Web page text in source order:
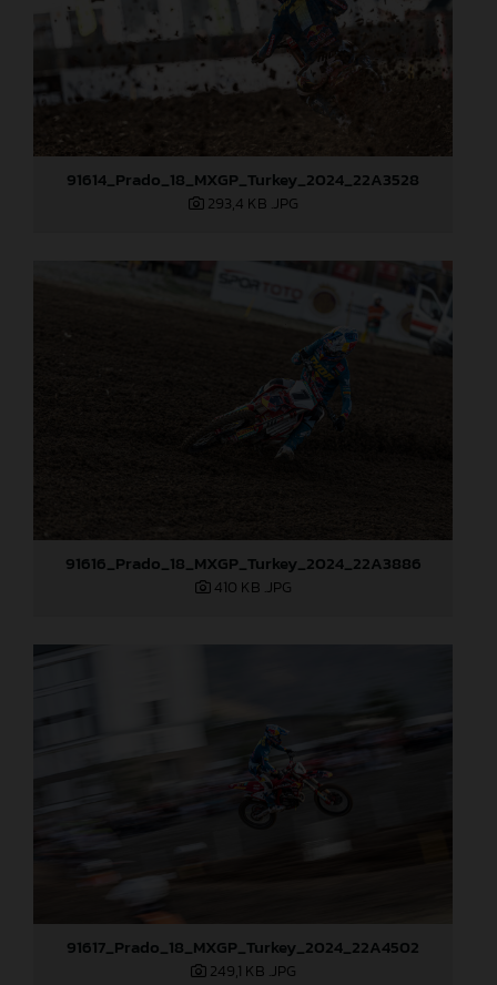
91614_Prado_18_MXGP_Turkey_2024_22A3528
293,4 KB .JPG
91616_Prado_18_MXGP_Turkey_2024_22A3886
410 KB .JPG
91617_Prado_18_MXGP_Turkey_2024_22A4502
249,1 KB .JPG